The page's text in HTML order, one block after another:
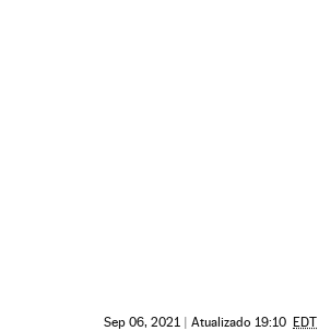
Sep 06, 2021 | Atualizado 19:10 EDT